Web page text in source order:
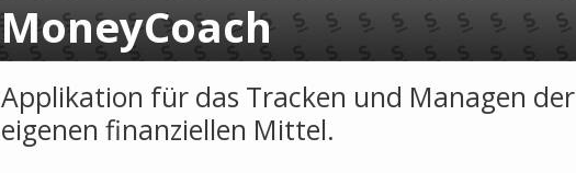
MoneyCoach
Applikation für das Tracken und Managen der
eigenen finanziellen Mittel.